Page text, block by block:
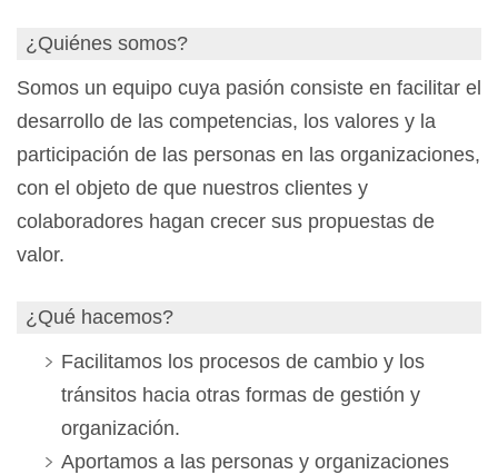
¿Quiénes somos?
Somos un equipo cuya pasión consiste en facilitar el
desarrollo de las competencias, los valores y la
participación de las personas en las organizaciones,
con el objeto de que nuestros clientes y
colaboradores hagan crecer sus propuestas de
valor.
¿Qué hacemos?
Facilitamos los procesos de cambio y los
tránsitos hacia otras formas de gestión y
organización.
Aportamos a las personas y organizaciones